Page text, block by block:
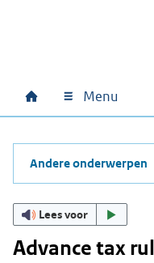
Hoofdnavigatie
Home Menu
Andere onderwerpen
Lees voor
Advance tax